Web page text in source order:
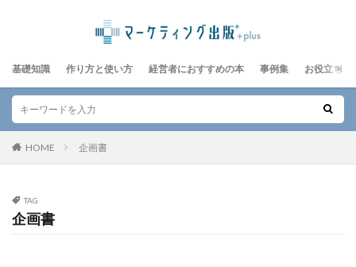
基礎知識 作り方と使い方 経営者におすすめの本 事例集 お役立ちレ
HOME 企画書
TAG
企画書